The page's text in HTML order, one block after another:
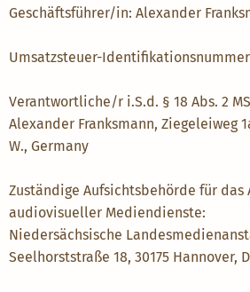
Geschäftsführer/in: Alexander
Umsatzsteuer-Identifikationsnummer:
Verantwortliche/r i.S.d. § 18 Abs. 2
Alexander Franksmann, Ziegeleiweg
W., Germany
Zuständige Aufsichtsbehörde für das
audiovisueller Mediendienste:
Niedersächsische
Seelhorststraße 18, 30175 Hannover,